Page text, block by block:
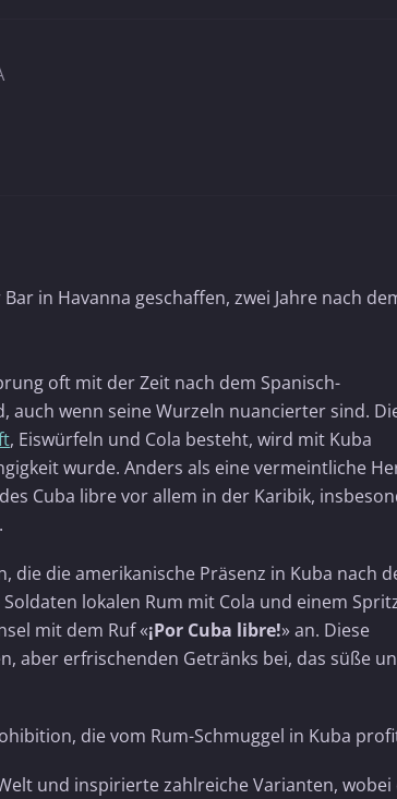
in Havanna geschaffen, zwei Jahre nach
oft mit der Zeit nach dem Spanisch-
auch wenn seine Wurzeln nuancierter sind.
, Eiswürfeln und Cola besteht, wird mit Kuba
wurde. Anders als eine vermeintliche
Cuba libre vor allem in der Karibik,
die die amerikanische Präsenz in Kuba nach
lokalen Rum mit Cola und einem
mit dem Ruf «¡Por Cuba libre!» an. Diese
aber erfrischenden Getränks bei, das süße
die vom Rum-Schmuggel in Kuba
und inspirierte zahlreiche Varianten, wobei